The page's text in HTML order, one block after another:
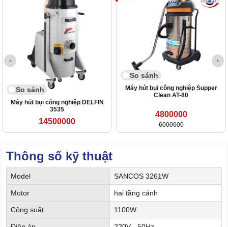
So sánh
Máy hút bụi công nghiệp DELFIN
3535
14500000
So sánh
Máy hút bụi công nghiệp Supper
Clean AT-80
4800000
6000000
Thông số kỹ thuật
Model SANCOS 3261W
Motor hai tầng cánh
Công suất 1100W